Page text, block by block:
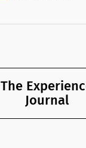
The
Journal